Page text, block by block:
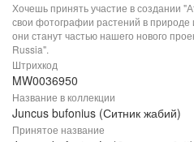
Хочешь принять участие в создании
свои фотографии растений в природе
они станут частью нашего нового
Russia".
Штрихкод
MW0036950
Название в коллекции
Juncus bufonius (Ситник жабий)
Принятое название